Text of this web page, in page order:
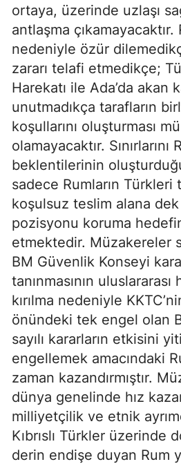
ortaya, üzerinde uzlaşı
antlaşma
nedeniyle özür
zararı telafi etmedikçe;
Harekatı ile Ada’da akan
unutmadıkça tarafların
koşullarını oluşturması
olamayacaktır. Sınırlarını
beklentilerinin
sadece Rumların Türkleri
koşulsuz teslim alana
pozisyonu koruma
etmektedir. Müzakereler
BM Güvenlik Konseyi
tanınmasının uluslararası
kırılma nedeniyle
önündeki tek engel olan
sayılı kararların etkisini
engellemek amacındaki
zaman kazandırmıştır.
dünya genelinde hız
milliyetçilik ve etnik
Kıbrıslı Türkler üzerinde
derin endişe duyan Rum